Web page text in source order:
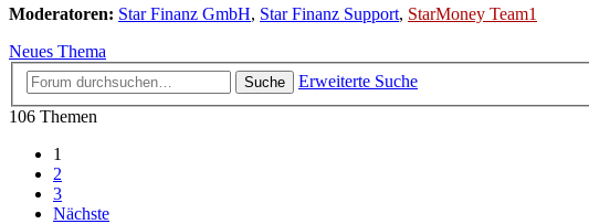
Moderatoren: Star Finanz GmbH, Star Finanz Support, StarMoney Team1
Neues Thema
Suche
Erweiterte Suche
106 Themen
1
2
3
Nächste